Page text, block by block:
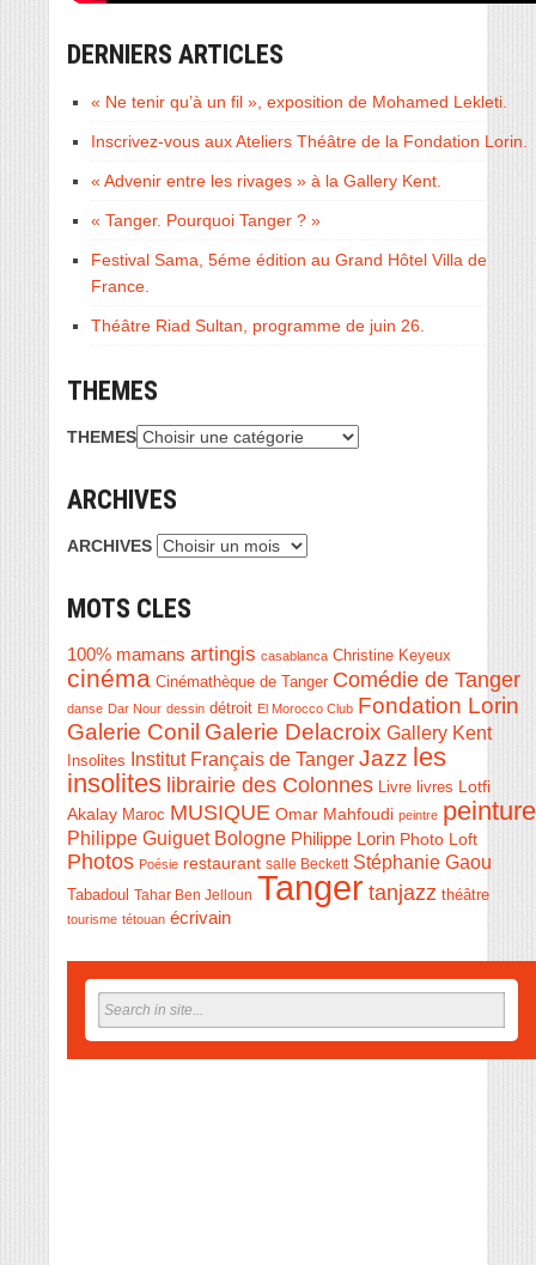
DERNIERS ARTICLES
« Ne tenir qu’à un fil », exposition de Mohamed Lekleti.
Inscrivez-vous aux Ateliers Théâtre de la Fondation Lorin.
« Advenir entre les rivages » à la Gallery Kent.
« Tanger. Pourquoi Tanger ? »
Festival Sama, 5éme édition au Grand Hôtel Villa de
France.
Théâtre Riad Sultan, programme de juin 26.
THEMES
THEMES
ARCHIVES
ARCHIVES
MOTS CLES
100% mamans artingis casablanca Christine Keyeux
cinéma Cinémathèque de Tanger Comédie de Tanger
danse Dar Nour dessin détroit El Morocco Club Fondation Lorin
Galerie Conil Galerie Delacroix Gallery Kent
Insolites Institut Français de Tanger Jazz les
insolites librairie des Colonnes Livre livres Lotfi
Akalay Maroc MUSIQUE Omar Mahfoudi peintre peinture
Philippe Guiguet Bologne Philippe Lorin Photo Loft
Photos Poésie restaurant salle Beckett Stéphanie Gaou
Tabadoul Tahar Ben Jelloun Tanger tanjazz théâtre
tourisme tétouan écrivain